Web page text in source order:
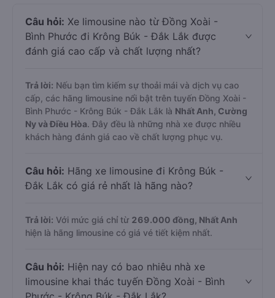
Câu hỏi: Xe limousine nào từ Đồng Xoài -
Bình Phước đi Krông Búk - Đắk Lắk được
đánh giá cao cấp và chất lượng nhất?
Trả lời: Nếu bạn tìm kiếm sự thoải mái và dịch vụ cao
cấp, các hãng limousine nổi bật trên tuyến Đồng Xoài -
Bình Phước - Krông Búk - Đắk Lắk là Nhất Anh, Cường
Ny và Điều Hòa. Đây đều là những nhà xe được nhiều
khách hàng đánh giá cao về chất lượng phục vụ.
Câu hỏi: Hãng xe limousine đi Krông Búk -
Đắk Lắk có giá rẻ nhất là hãng nào?
Trả lời: Với mức giá chỉ từ 269.000 đồng, Nhất Anh
hiện là hãng limousine có giá vé tiết kiệm nhất.
Câu hỏi: Hiện nay có bao nhiêu nhà xe
limousine khai thác tuyến Đồng Xoài - Bình